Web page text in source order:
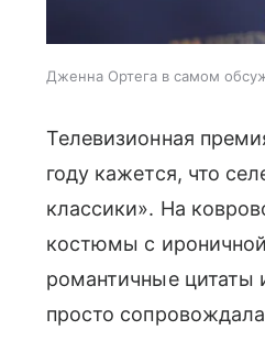
Дженна Ортега в самом
Телевизионная
году кажется, что
классики». На
костюмы с
романтичные цитаты
просто